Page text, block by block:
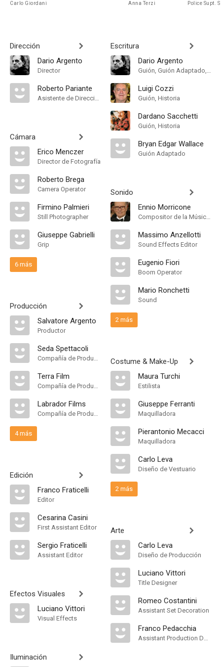
Carlo Giordani Anna Terzi Police Supt.
Dirección
Dario Argento
Director
Roberto Pariante
Asistente de Dirección
Cámara
Erico Menczer
Director de Fotografía
Roberto Brega
Camera Operator
Firmino Palmieri
Still Photographer
Giuseppe Gabrielli
Grip
6 más
Producción
Salvatore Argento
Productor
Seda Spettacoli
Compañía de Produccion
Terra Film
Compañía de Produccion
Labrador Films
Compañía de Produccion
4 más
Edición
Franco Fraticelli
Editor
Cesarina Casini
First Assistant Editor
Sergio Fraticelli
Assistant Editor
Efectos Visuales
Luciano Vittori
Visual Effects
Iluminación
Escritura
Dario Argento
Guión, Guión Adaptado, Historia
Luigi Cozzi
Guión, Historia
Dardano Sacchetti
Guión, Historia
Bryan Edgar Wallace
Guión Adaptado
Sonido
Ennio Morricone
Compositor de la Música Original
Massimo Anzellotti
Sound Effects Editor
Eugenio Fiori
Boom Operator
Mario Ronchetti
Sound
2 más
Costume & Make-Up
Maura Turchi
Estilista
Giuseppe Ferranti
Maquilladora
Pierantonio Mecacci
Maquilladora
Carlo Leva
Diseño de Vestuario
2 más
Arte
Carlo Leva
Diseño de Producción
Luciano Vittori
Title Designer
Romeo Costantini
Assistant Set Decoration
Franco Pedacchia
Assistant Production Design